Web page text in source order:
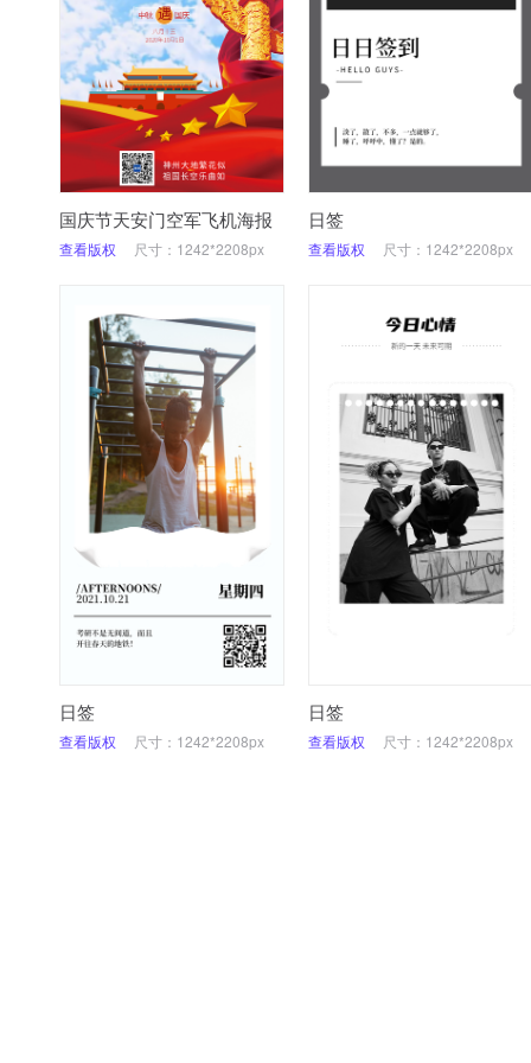
国庆节天安门空军飞机海报
查看版权 尺寸：1242*2208px
日签
查看版权 尺寸：1242*2208px
日签
查看版权 尺寸：1242*2208px
日签
查看版权 尺寸：1242*2208px